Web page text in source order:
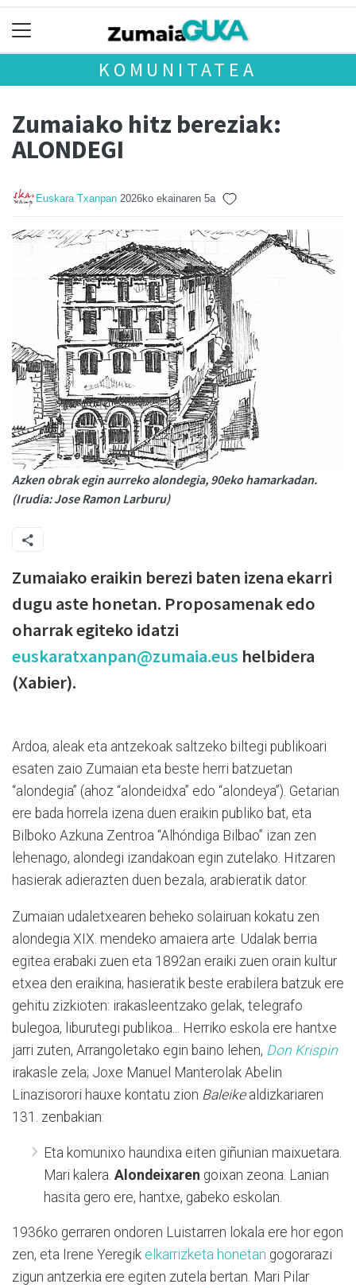
KOMUNITATEA
Zumaiako hitz bereziak:
ALONDEGI
Euskara Txanpan 2026ko ekainaren 5a
Azken obrak egin aurreko alondegia, 90eko hamarkadan.
(Irudia: Jose Ramon Larburu)
Zumaiako eraikin berezi baten izena ekarri
dugu aste honetan. Proposamenak edo
oharrak egiteko idatzi
euskaratxanpan@zumaia.eus helbidera
(Xabier).
Ardoa, aleak eta antzekoak saltzeko biltegi publikoari
esaten zaio Zumaian eta beste herri batzuetan
“alondegia” (ahoz “alondeidxa” edo “alondeya”). Getarian
ere bada horrela izena duen eraikin publiko bat, eta
Bilboko Azkuna Zentroa “Alhóndiga Bilbao” izan zen
lehenago, alondegi izandakoan egin zutelako. Hitzaren
hasierak adierazten duen bezala, arabieratik dator.
Zumaian udaletxearen beheko solairuan kokatu zen
alondegia XIX. mendeko amaiera arte. Udalak berria
egitea erabaki zuen eta 1892an eraiki zuen orain kultur
etxea den eraikina; hasieratik beste erabilera batzuk ere
gehitu zizkioten: irakasleentzako gelak, telegrafo
bulegoa, liburutegi publikoa... Herriko eskola ere hantxe
jarri zuten, Arrangoletako egin baino lehen, Don Krispin
irakasle zela; Joxe Manuel Manterolak Abelin
Linazisorori hauxe kontatu zion Baleikealdizkariaren
131. zenbakian:
Eta komunixo haundixa eiten giñunian maixuetara.
Mari kalera. Alondeixaren goixan zeona. Lanian
hasita gero ere, hantxe, gabeko eskolan.
1936ko gerraren ondoren Luistarren lokala ere hor egon
zen, eta Irene Yeregik elkarrizketa honetan gogorarazi
zigun antzerkia ere egiten zutela bertan. Mari Pilar